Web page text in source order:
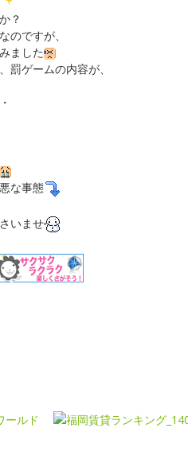
？
のですが、
ました
罰ゲームの内容が、
な事態
いませ